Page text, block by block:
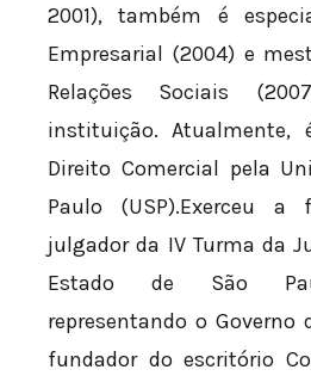
2001), também é
Empresarial (2004) e
Relações Sociais
instituição. Atualmente,
Direito Comercial pela
Paulo (USP).Exerceu
julgador da IV Turma da
Estado de São
representando o Governo
fundador do escritório